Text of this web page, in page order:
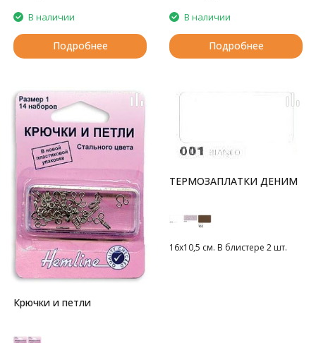
В наличии
Подробнее
В наличии
Подробнее
Крючки и петли
ТЕРМОЗАПЛАТКИ ДЕНИМ
16х10,5 см. В блистере 2 шт.